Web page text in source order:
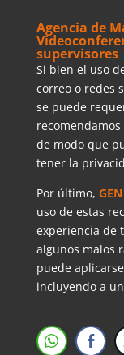
Agencia de
supervisores
Si bien el uso
correo o redes
se puede
de modo que
tener la
Por último,
uso de estas
experiencia de
algunos malos
puede
incluyendo a